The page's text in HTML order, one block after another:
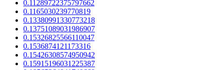
0.11289722375797662
0.1165030239770819
0.13380991330773218
0.13751089031986907
0.15326825566110047
0.1536874121173316
0.15426308574950942
0.15915196031225387